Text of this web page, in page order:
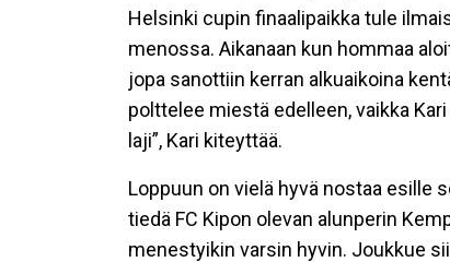
Helsinki cupin finaalipaikka tule
menossa. Aikanaan kun hommaa
jopa sanottiin kerran alkuaikoina
polttelee miestä edelleen, vaikka
laji”, Kari kiteyttää.
Loppuun on vielä hyvä nostaa esille
tiedä FC Kipon olevan alunperin
menestyikin varsin hyvin. Joukkue